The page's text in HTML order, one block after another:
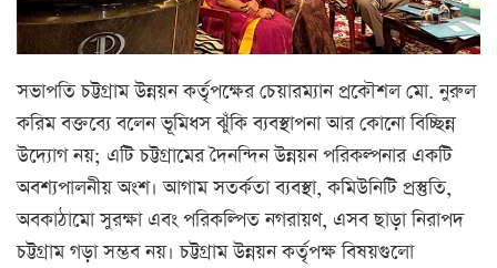
সভাপতি চট্টগ্রাম উন্নয়ন কর্তৃপক্ষের চেয়ারম্যান প্রকৌশল মো. নুরুল
করিম বক্তব্যে বলেন ভূমিধস ঝুঁকি ব্যবস্থাপনা আর কোনো বিচ্ছিন্ন
উদ্যোগ নয়; এটি চট্টগ্রামের দৈনন্দিন উন্নয়ন পরিকল্পনার একটি
অবশ্যপালনীয় অংশ। আগাম সতর্কতা ব্যবস্থা, কমিউনিটি প্রস্তুতি,
অবকাঠামো সুরক্ষা এবং পরিকল্পিত নগরায়ণ, এসব ছাড়া নিরাপদ
চট্টগ্রাম গড়া সম্ভব নয়। চট্টগ্রাম উন্নয়ন কর্তৃপক্ষ বিষয়গুলো